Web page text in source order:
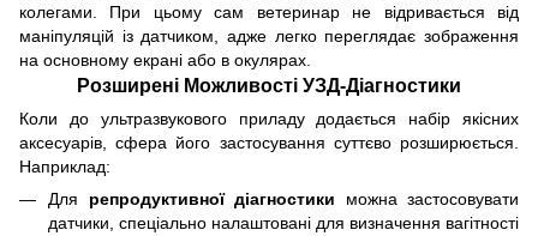
колегами. При цьому сам ветеринар не відривається від
маніпуляцій із датчиком, адже легко переглядає зображення
на основному екрані або в окулярах.
Розширені Можливості УЗД-Діагностики
Коли до ультразвукового приладу додається набір якісних
аксесуарів, сфера його застосування суттєво розширюється.
Наприклад:
Для репродуктивної діагностики можна застосовувати
датчики, спеціально налаштовані для визначення вагітності